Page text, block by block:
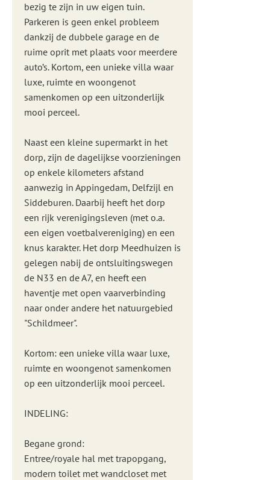
bezig te zijn in uw eigen tuin.
Parkeren is geen enkel probleem
dankzij de dubbele garage en de
ruime oprit met plaats voor meerdere
auto’s. Kortom, een unieke villa waar
luxe, ruimte en woongenot
samenkomen op een uitzonderlijk
mooi perceel.
Naast een kleine supermarkt in het
dorp, zijn de dagelijkse voorzieningen
op enkele kilometers afstand
aanwezig in Appingedam, Delfzijl en
Siddeburen. Daarbij heeft het dorp
een rijk verenigingsleven (met o.a.
een eigen voetbalvereniging) en een
knus karakter. Het dorp Meedhuizen is
gelegen nabij de ontsluitingswegen
de N33 en de A7, en heeft een
haventje met open vaarverbinding
naar onder andere het natuurgebied
"Schildmeer".
Kortom: een unieke villa waar luxe,
ruimte en woongenot samenkomen
op een uitzonderlijk mooi perceel.
INDELING:
Begane grond:
Entree/royale hal met trapopgang,
modern toilet met wandcloset met